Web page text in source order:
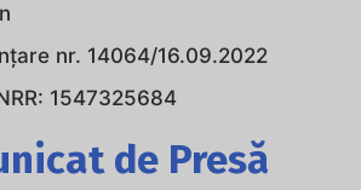
nr. 14064/16.09.2022
1547325684
de Presă